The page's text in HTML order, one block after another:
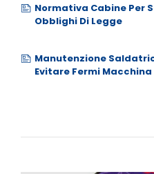
Normativa Cabine Per
Obblighi Di Legge
Manutenzione
Evitare Fermi Macchina